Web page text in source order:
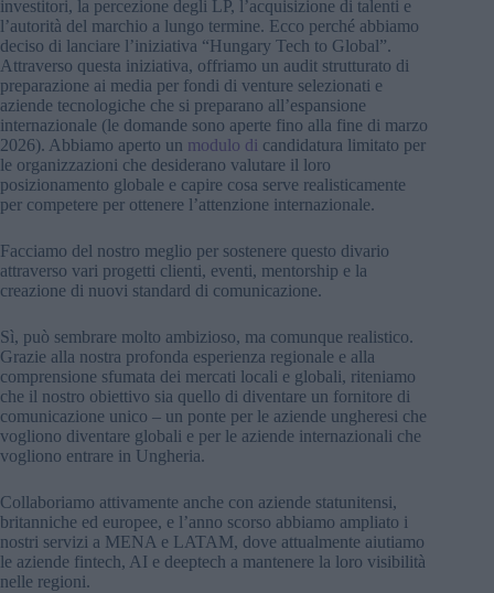
investitori, la percezione degli LP, l’acquisizione di talenti e
l’autorità del marchio a lungo termine. Ecco perché abbiamo
deciso di lanciare l’iniziativa “Hungary Tech to Global”.
Attraverso questa iniziativa, offriamo un audit strutturato di
preparazione ai media per fondi di venture selezionati e
aziende tecnologiche che si preparano all’espansione
internazionale (le domande sono aperte fino alla fine di marzo
2026). Abbiamo aperto un modulo di candidatura limitato per
le organizzazioni che desiderano valutare il loro
posizionamento globale e capire cosa serve realisticamente
per competere per ottenere l’attenzione internazionale.
Facciamo del nostro meglio per sostenere questo divario
attraverso vari progetti clienti, eventi, mentorship e la
creazione di nuovi standard di comunicazione.
Sì, può sembrare molto ambizioso, ma comunque realistico.
Grazie alla nostra profonda esperienza regionale e alla
comprensione sfumata dei mercati locali e globali, riteniamo
che il nostro obiettivo sia quello di diventare un fornitore di
comunicazione unico – un ponte per le aziende ungheresi che
vogliono diventare globali e per le aziende internazionali che
vogliono entrare in Ungheria.
Collaboriamo attivamente anche con aziende statunitensi,
britanniche ed europee, e l’anno scorso abbiamo ampliato i
nostri servizi a MENA e LATAM, dove attualmente aiutiamo
le aziende fintech, AI e deeptech a mantenere la loro visibilità
nelle regioni.